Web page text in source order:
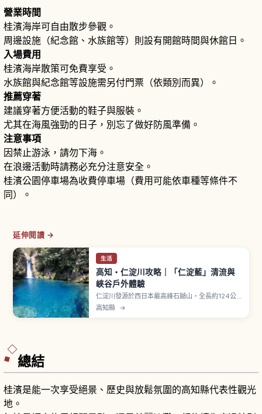
營業時間
桂濱海岸可自由散步參觀。
周邊設施（紀念館、水族館等）則設有開館時間與休館日。
入場費用
桂濱海岸散策可免費享受。
水族館與紀念館等設施需另付門票（依類別而異）。
推薦穿著
建議穿著方便活動的鞋子與服裝。
尤其在海風強勁的日子，別忘了做好防風準備。
注意事項
因禁止游泳，請勿下海。
在浪邊活動時請務必充分注意安全。
桂濱公園停車場為收費停車場（費用可能依車種等條件不
同）。
延伸閱讀 →
生活
高知・仁淀川攻略｜「仁淀藍」清流與
峽谷戶外體驗
仁淀川發源於西日本最高峰石鎚山，全長約124公
里、橫跨愛媛與高知的一級河川。在日本國土交通
高知縣 →
總結
桂濱是能一次享受絕景、歷史與放鬆氛圍的高知縣代表性觀光
地。